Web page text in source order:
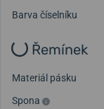
Barva číselníku
Řemínek
Materiál pásku
Spona